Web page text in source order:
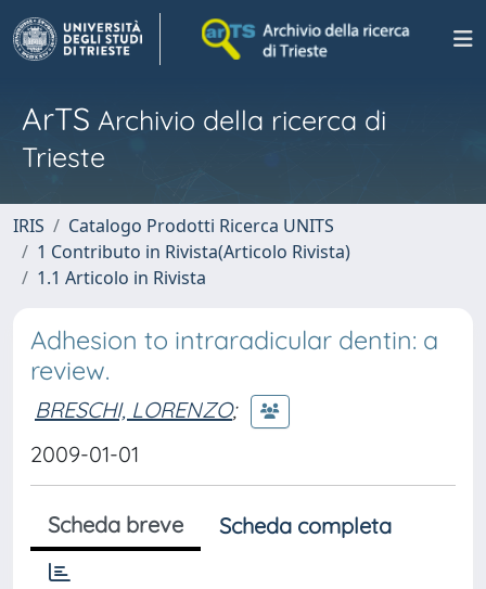
ArTS Archivio della ricerca di
Trieste
IRIS
Catalogo Prodotti Ricerca UNITS
1 Contributo in Rivista(Articolo Rivista)
1.1 Articolo in Rivista
Adhesion to intraradicular dentin: a
review.
BRESCHI, LORENZO;
2009-01-01
Scheda breve Scheda completa